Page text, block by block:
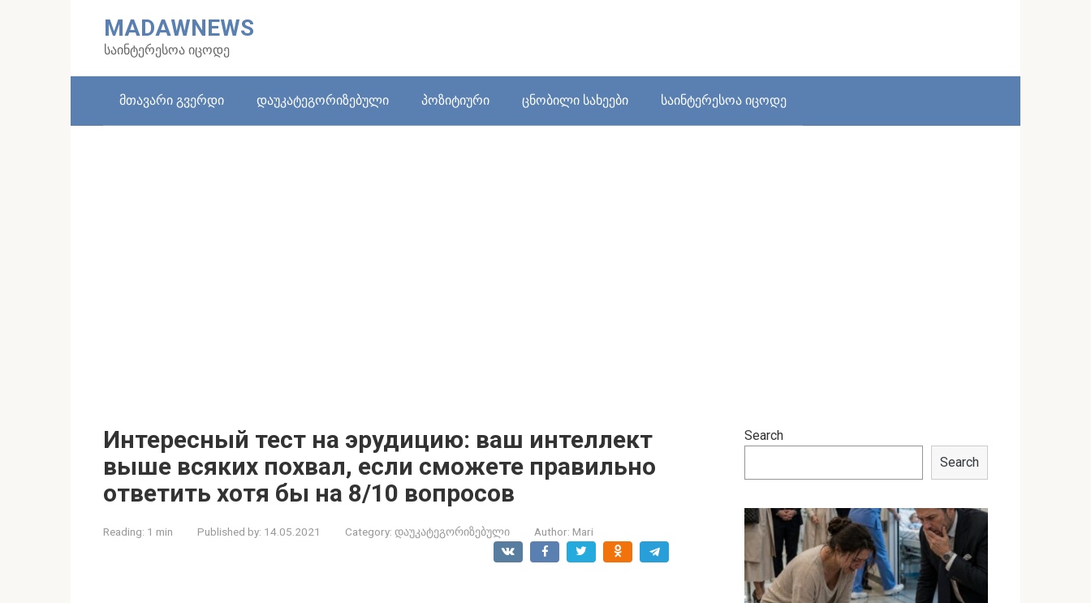
MADAWNEWS
საინტერესოა იცოდე
მთავარი გვერდი დაუკატეგორიზებული პოზიტიური ცნობილი სახეები საინტერესოა იცოდე
Интересный тест на эрудицию: ваш интеллект
выше всяких похвал, если сможете правильно
ответить хотя бы на 8/10 вопросов
Reading: 1 min Published by: 14.05.2021 Category: დაუკატეგორიზებული Author: Mari
Search
Search